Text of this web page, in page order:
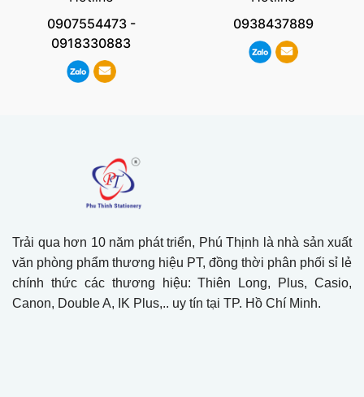
0907554473-
0918330883
0938437889
Trải qua hơn 10 năm phát triển, Phú Thịnh là nhà sản xuất
văn phòng phẩm thương hiệu PT, đồng thời phân phối sỉ lẻ
chính thức các thương hiệu: Thiên Long, Plus, Casio,
Canon, Double A, IK Plus,.. uy tín tại TP. Hồ Chí Minh.